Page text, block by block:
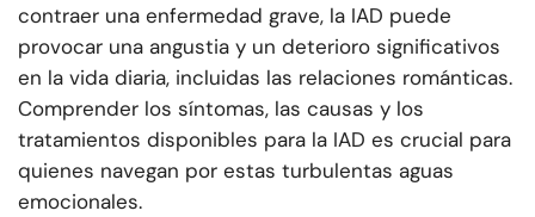
contraer una enfermedad grave, la IAD puede
provocar una angustia y un deterioro significativos
en la vida diaria, incluidas las relaciones románticas.
Comprender los síntomas, las causas y los
tratamientos disponibles para la IAD es crucial para
quienes navegan por estas turbulentas aguas
emocionales.